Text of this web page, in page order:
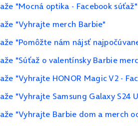
"Mocná optika - Facebook súťaž"
"Vyhrajte merch Barbie"
"Pomôžte nám nájsť
"Súťaž o valentínsky Barbie
"Vyhrajte HONOR Magic V2 -
"Vyhrajte Samsung Galaxy S24
"Vyhrajte Barbie dom a merch